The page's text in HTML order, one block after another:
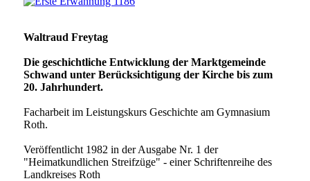
Waltraud Freytag
Die geschichtliche Entwicklung der Marktgemeinde
Schwand unter Berücksichtigung der Kirche bis zum
20. Jahrhundert.
Facharbeit im Leistungskurs Geschichte am Gymnasium
Roth.
Veröffentlicht 1982 in der Ausgabe Nr. 1 der
"Heimatkundlichen Streifzüge" - einer Schriftenreihe des
Landkreises Roth